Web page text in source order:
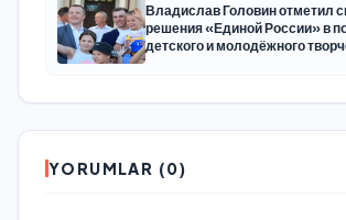
Владислав Головин отметил
решения «Единой России» в
детского и молодёжного
YORUMLAR (0)